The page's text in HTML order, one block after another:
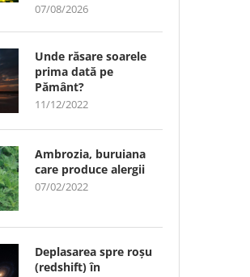
07/08/2026
Unde răsare soarele
prima dată pe
Pământ?
11/12/2022
Ambrozia, buruiana
care produce alergii
07/02/2022
Deplasarea spre roșu
(redshift) în